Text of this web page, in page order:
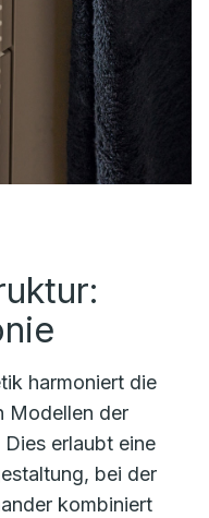
harmoniert die
Modellen der
erlaubt eine
bei der
kombiniert